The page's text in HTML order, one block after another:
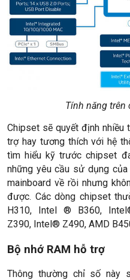
Tính năng trên
Chipset sẽ quyết định nhiều
trợ hay tương thích với hệ
tìm hiểu kỹ trước chipset
những yêu cầu sử dụng của
mainboard về rồi nhưng
được. Các dòng chipset
H310, Intel ® B360,
Z390, Intel® Z490, AMD
Bộ nhớ RAM hỗ trợ
Thông thường chỉ số này